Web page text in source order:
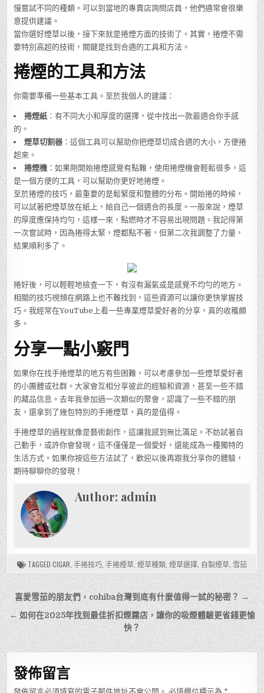
慢嘗試不同的種類。可以到當地的專賣店詢問店員，他們通常會很樂
意提供建議。
當你選好煙草以後，接下來就是捲煙方面的技術了。其實，捲煙不需
要特別高超的技術，關鍵是找到合適的工具和方法。
捲煙的工具和方法
你需要準備一些基本工具。至於我個人的建議：
捲煙紙 ：有不同大小和厚度的選擇，從中找出一款最適合你手感
的。
煙草切割器 ：這個工具可以幫助你把煙草切成合適的大小，方便捲
起來。
捲煙機 ：如果剛開始捲煙感覺有點難，使用捲煙機會輕鬆很多，這
是一個方便的工具，可以幫助你更好地捲煙。
至於捲煙的技巧，最重要的是鬆緊度和整體的分布。開始捲的時候，
可以試著把煙草放在紙上，給自己一個適合的長度。一般來說，煙草
的厚度應保持均勻，這樣一來，點燃時才不容易出現問題。我記得第
一次嘗試時，因為捲得太緊，煙都點不著，但第二次我調整了力量，
結果順利多了。
捲好後，可以輕輕地檢查一下，有沒有漏氣或是感覺不均勻的地方。
相關的技巧視頻在網路上也不難找到，這些資源可以讓你更快掌握技
巧。我經常在YouTube上看一些專業煙草愛好者的分享，真的收穫頗
多。
分享一點小竅門
如果你在找手捲煙草的地方有些困難，可以考慮參加一些煙草愛好者
的小團體或社群。大家會互相分享彼此的經驗和資源，甚至一些不錯
的藏品信息。去年我參加過一次類似的聚會，認識了一些不錯的朋
友，還拿到了幾包特別的手捲煙草，真的是值得。
手捲煙草的過程就像是藝術創作，這讓我感到無比滿足。不妨試著自
己動手，或許你會發現，這不僅僅是一個愛好，還能成為一種獨特的
生活方式。如果你按這些方法試了，歡迎以後再跟我分享你的體驗，
期待聊聊你的發現！
Author: admin
TAGGED CIGAR 手捲技巧 手捲煙草 煙草種類 煙草選擇 自製煙草 雪茄
文
章
導
覽
喜愛雪茄的朋友們，cohiba台灣到底有什麼值得一試的秘密？ →
← 如何在2025年找到最佳折扣煙霧店，讓你的吸煙體驗更省錢更愉
快？
發佈留言